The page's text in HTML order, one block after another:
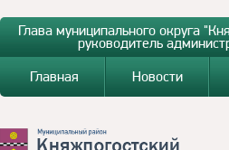
Глава муниципального округа
руководитель
Главная
Новости